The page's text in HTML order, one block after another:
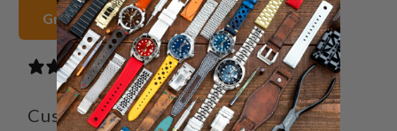
Grand Seiko 44GS Cinturini orologio
3 reviews
Customer reviews